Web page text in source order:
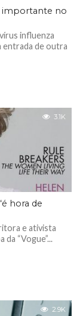
importante no
influenza
entrada de outra
3.1K
hora de
e ativista
da “Vogue”...
2.9K